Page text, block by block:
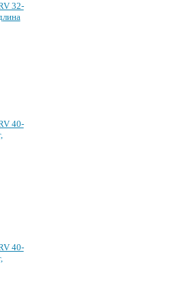
32-
40-
40-